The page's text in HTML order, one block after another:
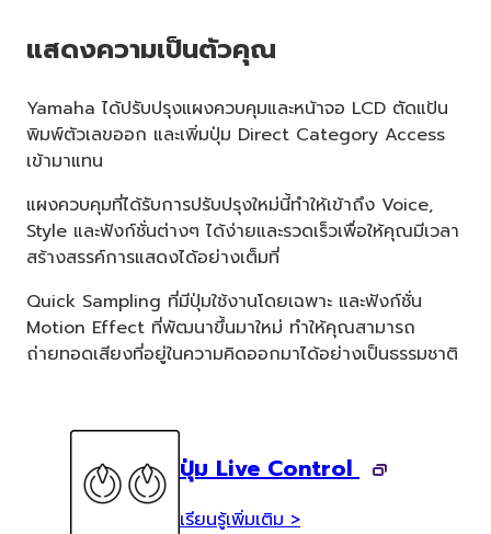
แสดงความเป็นตัวคุณ
Yamaha ได้ปรับปรุงแผงควบคุมและหน้าจอ LCD ตัดแป้น
พิมพ์ตัวเลขออก และเพิ่มปุ่ม Direct Category Access
เข้ามาแทน
แผงควบคุมที่ได้รับการปรับปรุงใหม่นี้ทำให้เข้าถึง Voice,
Style และฟังก์ชั่นต่างๆ ได้ง่ายและรวดเร็วเพื่อให้คุณมีเวลา
สร้างสรรค์การแสดงได้อย่างเต็มที่
Quick Sampling ที่มีปุ่มใช้งานโดยเฉพาะ และฟังก์ชั่น
Motion Effect ที่พัฒนาขึ้นมาใหม่ ทำให้คุณสามารถ
ถ่ายทอดเสียงที่อยู่ในความคิดออกมาได้อย่างเป็นธรรมชาติ
ปุ่ม Live Control
เรียนรู้เพิ่มเติม >